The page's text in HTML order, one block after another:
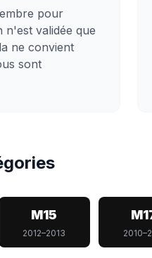
pour
n'est validée que
ne convient
sont
M15
2012–2013